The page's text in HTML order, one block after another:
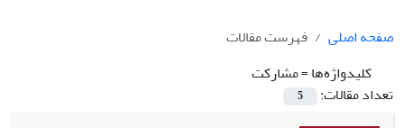
صفحه اصلی
فهرست مقالات
کلیدواژه‌ها =مشارکت
تعداد مقالات:
5